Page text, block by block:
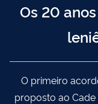
Os 20
O primeiro
proposto ao